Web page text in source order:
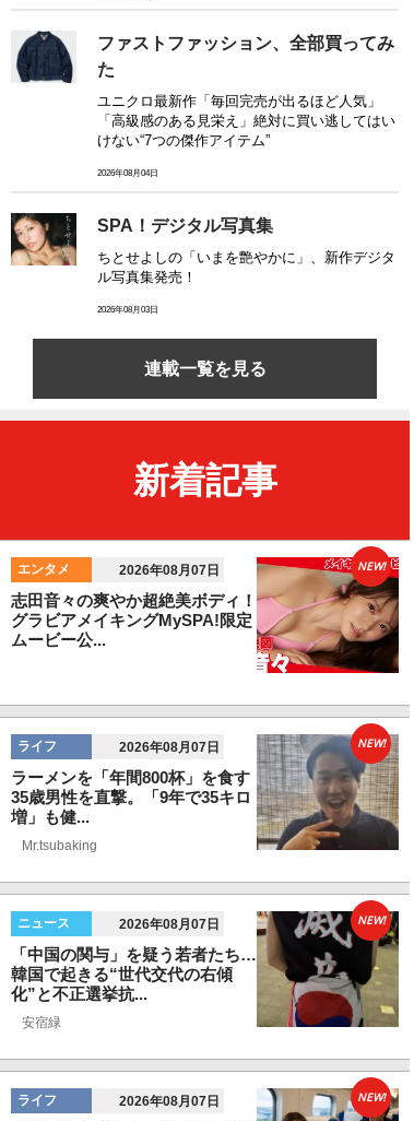
ファストファッション、全部買ってみ
た
ユニクロ最新作「毎回完売が出るほど人気」
「高級感のある見栄え」絶対に買い逃してはい
けない“7つの傑作アイテム”
2026年08月04日
SPA！デジタル写真集
ちとせよしの「いまを艶やかに」、新作デジタ
ル写真集発売！
2026年08月03日
連載一覧を見る
新着記事
エンタメ 2026年08月07日
志田音々の爽やか超絶美ボディ！
グラビアメイキングMySPA!限定
ムービー公...
NEW!
ライフ 2026年08月07日
ラーメンを「年間800杯」を食す
35歳男性を直撃。「9年で35キロ
増」も健...
Mr.tsubaking
NEW!
ニュース 2026年08月07日
「中国の関与」を疑う若者たち…
韓国で起きる“世代交代の右傾
化”と不正選挙抗...
安宿緑
NEW!
ライフ 2026年08月07日 NEW!